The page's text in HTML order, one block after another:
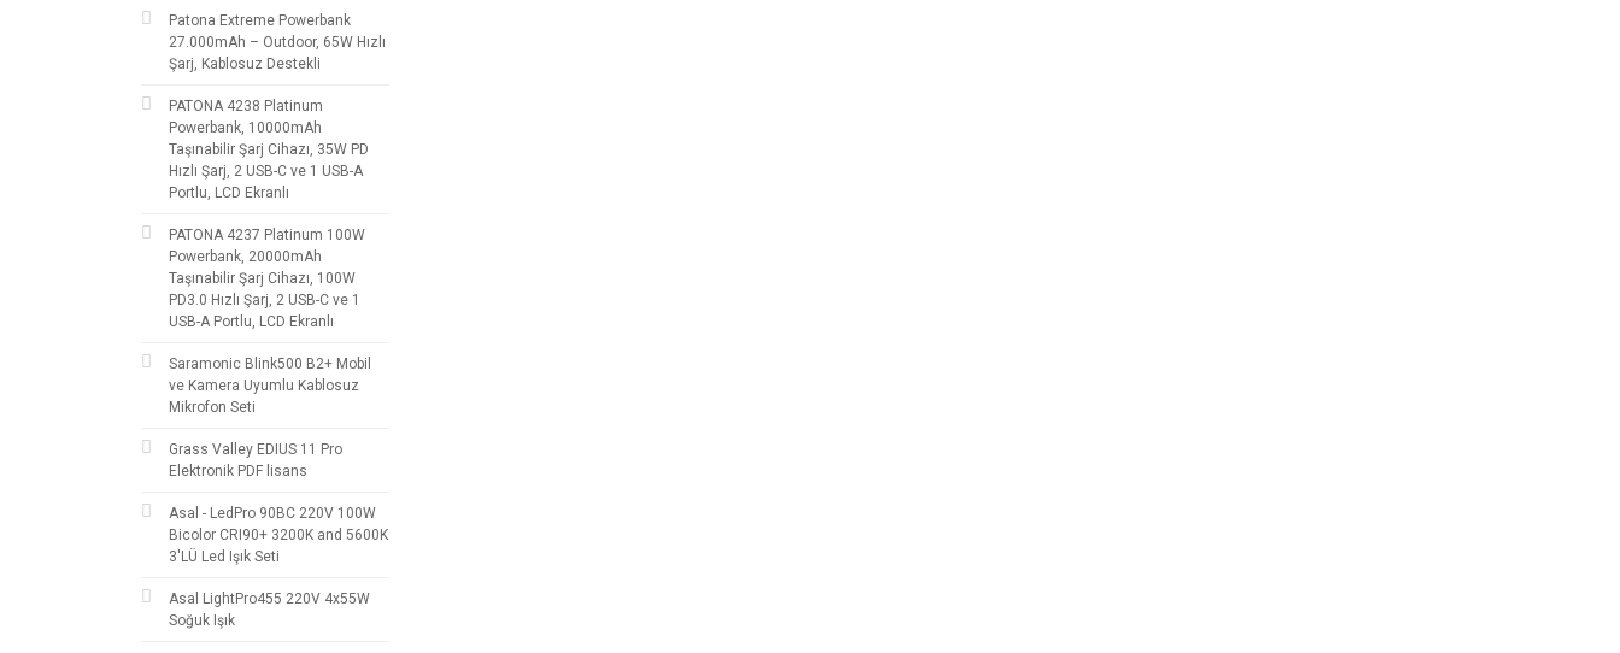
Patona Extreme Powerbank
27.000mAh – Outdoor, 65W Hızlı
Şarj, Kablosuz Destekli
PATONA 4238 Platinum
Powerbank, 10000mAh
Taşınabilir Şarj Cihazı, 35W PD
Hızlı Şarj, 2 USB-C ve 1 USB-A
Portlu, LCD Ekranlı
PATONA 4237 Platinum 100W
Powerbank, 20000mAh
Taşınabilir Şarj Cihazı, 100W
PD3.0 Hızlı Şarj, 2 USB-C ve 1
USB-A Portlu, LCD Ekranlı
Saramonic Blink500 B2+ Mobil
ve Kamera Uyumlu Kablosuz
Mikrofon Seti
Grass Valley EDIUS 11 Pro
Elektronik PDF lisans
Asal - LedPro 90BC 220V 100W
Bicolor CRI90+ 3200K and 5600K
3'LÜ Led Işık Seti
Asal LightPro455 220V 4x55W
Soğuk Işık